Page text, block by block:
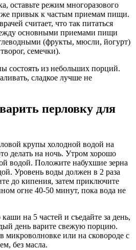
оставьте режим многоразового
привык к частым приемам пищи.
считает, что так питаться
основными приемами пищи
(фрукты, мюсли, йогурт)
семечки).
из небольших порций.
сладкое лучше не
перловку для
крупы холодной водой на
делать на ночь. Утром хорошо
водой. Положите набухшие зерна
Уровень воды должен в 2 раза
до кипения, затем приключите
огне 40-50 минут, пока вода не
каши на 5 частей и съедайте за день,
день варите свежую порцию.
микроволновке или на сковороде с
без масла.